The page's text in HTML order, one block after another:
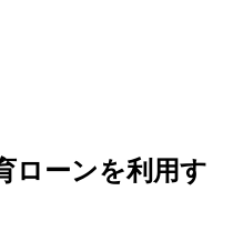
ローンを利用す